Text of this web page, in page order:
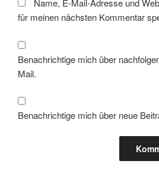
Name, E-Mail-Adresse und
für meinen nächsten Kommentar
Benachrichtige mich über
Mail.
Benachrichtige mich über neue